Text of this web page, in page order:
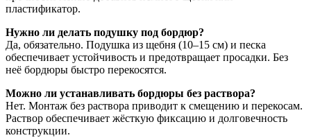
пластификатор.
Нужно ли делать подушку под бордюр?
Да, обязательно. Подушка из щебня (10–15 см) и песка
обеспечивает устойчивость и предотвращает просадки. Без
неё бордюры быстро перекосятся.
Можно ли устанавливать бордюры без раствора?
Нет. Монтаж без раствора приводит к смещению и перекосам.
Раствор обеспечивает жёсткую фиксацию и долговечность
конструкции.